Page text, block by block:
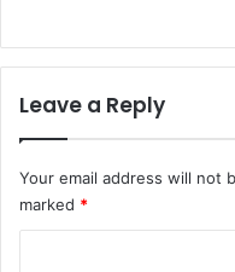
Leave a Reply
Your email address will not
marked *